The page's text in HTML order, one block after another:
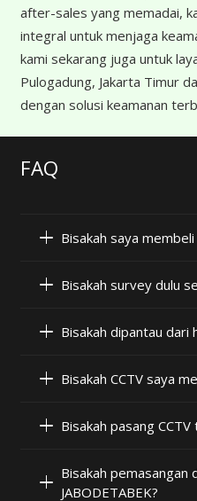
after-sales yang memadai,
integral untuk menjaga
kami sekarang juga untuk
Pulogadung, Jakarta Timur
dengan solusi keamanan
FAQ
Bisakah saya
Bisakah survey dulu
Bisakah dipantau dari
Bisakah CCTV saya
Bisakah pasang
Bisakah pemasangan
JABODETABEK?